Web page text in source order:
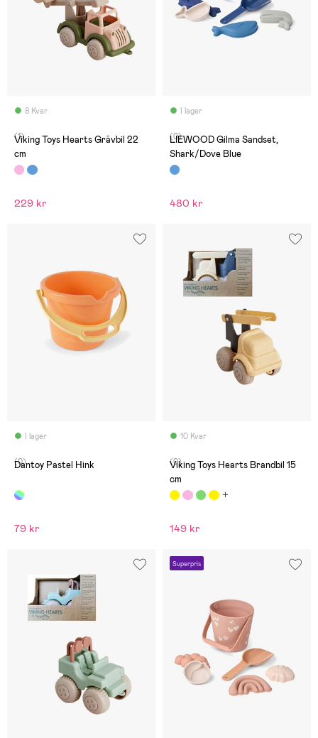
8 Kvar
(1)
Viking Toys Hearts Grävbil 22
cm
229 kr
I lager
(0)
LIEWOOD Gilma Sandset,
Shark/Dove Blue
480 kr
I lager
(0)
Dantoy Pastel Hink
79 kr
10 Kvar
(0)
Viking Toys Hearts Brandbil 15
cm
149 kr
Superpris